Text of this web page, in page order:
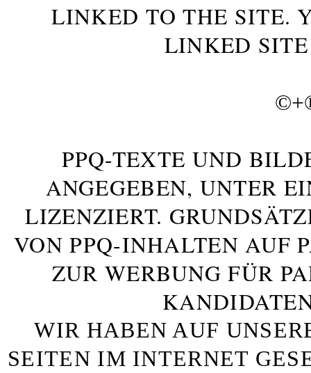
LINKED TO THE SITE.
LINKED
©+
PPQ-TEXTE UND
ANGEGEBEN, UNTER
LIZENZIERT.
VON PPQ-INHALTEN AUF
ZUR WERBUNG FÜR
WIR HABEN AUF
SEITEN IM INTERNET